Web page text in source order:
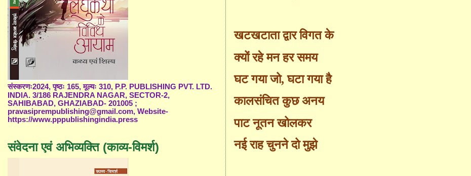
खटखटाता द्वार विगत के
क्यों रहे मन हर समय
घट गया जो,घटा गया है
कालसंचित कुछ अनय
पाट नूतन खोलकर
नई राह चुनने दो मुझे
संस्करणः2024, पृष्ठः 165, मूल्यः 310, P.P. PUBLISHING PVT. LTD.
INDIA. 3/186 RAJENDRA NAGAR, SECTOR-2,
SAHIBABAD, GHAZIABAD- 201005 ;
pravasiprempublishing@gmail.com, Website-
https://www.pppublishingindia.press
संवेदना एवं अभिव्यक्ति (काव्य-विमर्श)